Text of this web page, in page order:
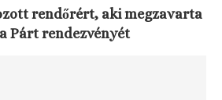
rendőrért, aki megzavarta
Párt rendezvényét